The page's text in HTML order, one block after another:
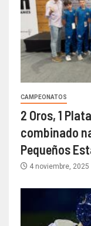
CAMPEONATOS
2 Oros, 1
combinado
Pequeños
4 noviembre, 2025